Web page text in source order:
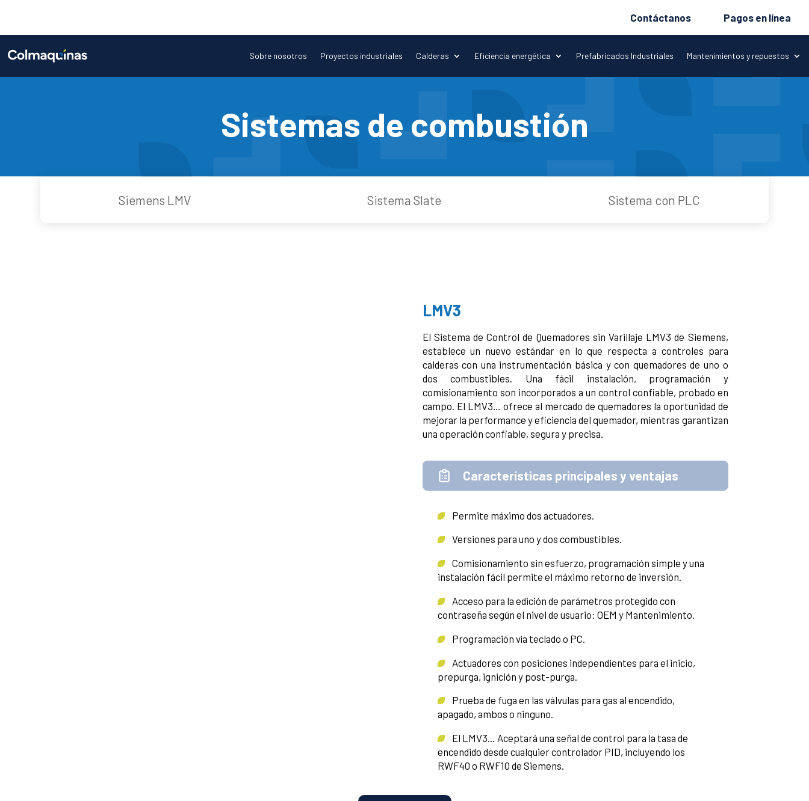
Contáctanos Pagos en línea
Sobre nosotros Proyectos industriales Calderas Eficiencia energética Prefabricados Industriales Mantenimientos y repuestos
Sistemas de combustión
Siemens LMV Sistema Slate Sistema con PLC
LMV3
El Sistema de Control de Quemadores sin Varillaje LMV3 de Siemens,
establece un nuevo estándar en lo que respecta a controles para
calderas con una instrumentación básica y con quemadores de uno o
dos combustibles. Una fácil instalación, programación y
comisionamiento son incorporados a un control confiable, probado en
campo. El LMV3… ofrece al mercado de quemadores la oportunidad de
mejorar la performance y eficiencia del quemador, mientras garantizan
una operación confiable, segura y precisa.
Características principales y ventajas
Permite máximo dos actuadores.
Versiones para uno y dos combustibles.
Comisionamiento sin esfuerzo, programación simple y una
instalación fácil permite el máximo retorno de inversión.
Acceso para la edición de parámetros protegido con
contraseña según el nivel de usuario: OEM y Mantenimiento.
Programación vía teclado o PC.
Actuadores con posiciones independientes para el inicio,
prepurga, ignición y post-purga.
Prueba de fuga en las válvulas para gas al encendido,
apagado, ambos o ninguno.
El LMV3… Aceptará una señal de control para la tasa de
encendido desde cualquier controlador PID, incluyendo los
RWF40 o RWF10 de Siemens.